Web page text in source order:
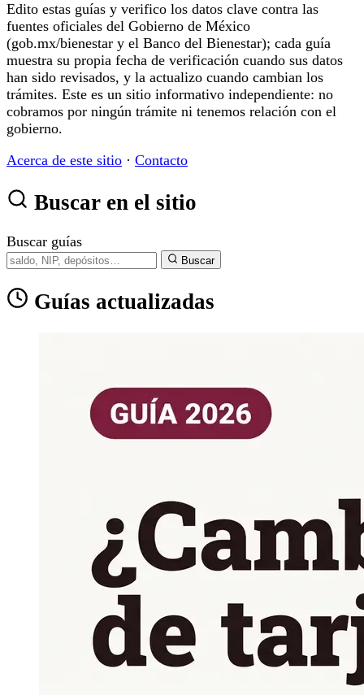
Edito estas guías y verifico los datos clave contra las
fuentes oficiales del Gobierno de México
(gob.mx/bienestar y el Banco del Bienestar); cada guía
muestra su propia fecha de verificación cuando sus datos
han sido revisados, y la actualizo cuando cambian los
trámites. Este es un sitio informativo independiente: no
cobramos por ningún trámite ni tenemos relación con el
gobierno.
Acerca de este sitio · Contacto
Buscar en el sitio
Buscar guías
Buscar
Guías actualizadas